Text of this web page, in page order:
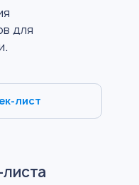
для
лист